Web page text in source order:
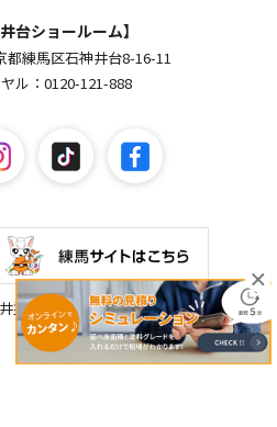
台ショールーム】
練馬区石神井台8-16-11
ル：0120-121-888
塗装. All Rights Reserved.